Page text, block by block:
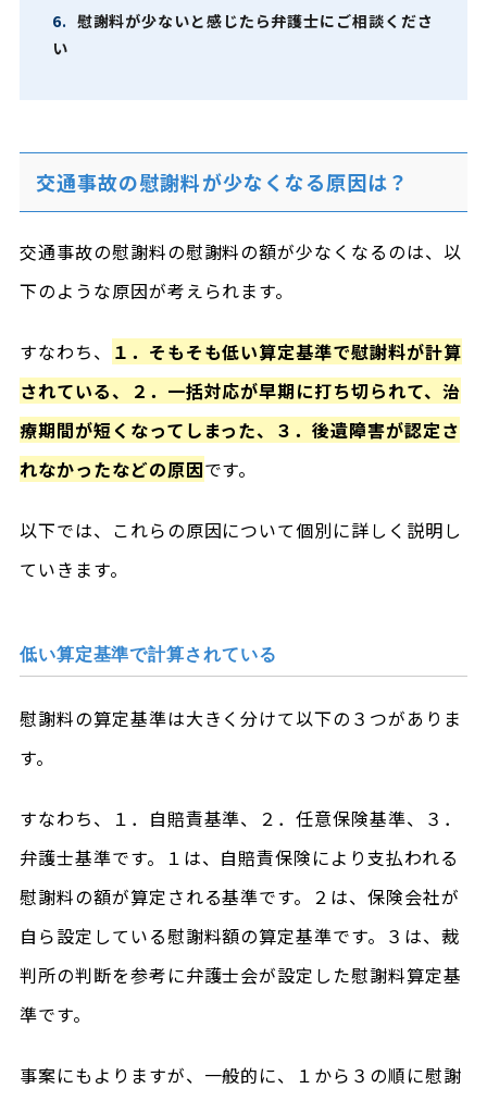
6. 慰謝料が少ないと感じたら弁護士にご相談くださ
い
交通事故の慰謝料が少なくなる原因は？
交通事故の慰謝料の慰謝料の額が少なくなるのは、以
下のような原因が考えられます。
すなわち、 １．そもそも低い算定基準で慰謝料が計算
されている、２．一括対応が早期に打ち切られて、治
療期間が短くなってしまった、３．後遺障害が認定さ
れなかったなどの原因です。
以下では、これらの原因について個別に詳しく説明し
ていきます。
低い算定基準で計算されている
慰謝料の算定基準は大きく分けて以下の３つがありま
す。
すなわち、１．自賠責基準、２．任意保険基準、３．
弁護士基準です。１は、自賠責保険により支払われる
慰謝料の額が算定される基準です。２は、保険会社が
自ら設定している慰謝料額の算定基準です。３は、裁
判所の判断を参考に弁護士会が設定した慰謝料算定基
準です。
事案にもよりますが、一般的に、１から３の順に慰謝